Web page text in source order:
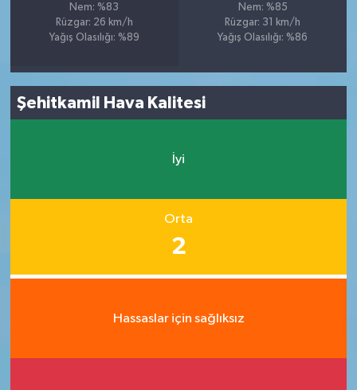
Nem: %83
Rüzgar: 26 km/h
Yağış Olasılığı: %89
Nem: %85
Rüzgar: 31 km/h
Yağış Olasılığı: %86
Şehitkamil Hava Kalitesi
İyi
Orta
2
Hassaslar için sağlıksız